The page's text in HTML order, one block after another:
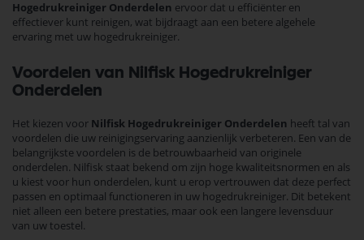
Hogedrukreiniger Onderdelen ervoor dat u efficiënter en
effectiever kunt reinigen, wat bijdraagt aan een betere algehele
ervaring met uw hogedrukreiniger.
Voordelen van Nilfisk Hogedrukreiniger
Onderdelen
Het kiezen voor Nilfisk Hogedrukreiniger Onderdelen heeft tal van
voordelen die uw reinigingservaring aanzienlijk verbeteren. Een van de
belangrijkste voordelen is de betrouwbaarheid van originele
onderdelen. Nilfisk staat bekend om zijn hoge kwaliteitsnormen en als
u kiest voor hun onderdelen, kunt u erop vertrouwen dat deze perfect
passen en optimaal functioneren in uw hogedrukreiniger. Dit betekent
niet alleen een betere prestaties, maar ook een langere levensduur
van uw toestel.